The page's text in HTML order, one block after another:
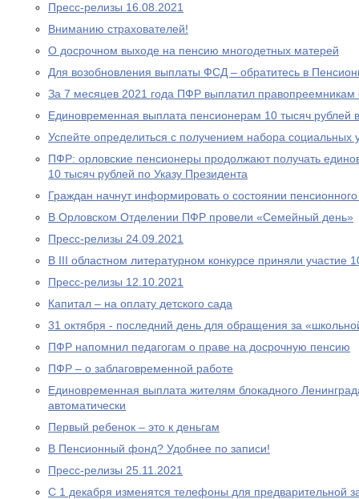
Пресс-релизы 16.08.2021
Вниманию страхователей!
О досрочном выходе на пенсию многодетных матерей
Для возобновления выплаты ФСД – обратитесь в
За 7 месяцев 2021 года ПФР выплатил
Единовременная выплата пенсионерам 10 тысяч рублей
Успейте определиться с получением набора социальных
ПФР: орловские пенсионеры продолжают получать
10 тысяч рублей по Указу Президента
Граждан начнут информировать о состоянии
В Орловском Отделении ПФР провели «Семейный день»
Пресс-релизы 24.09.2021
В III областном литературном конкурсе приняли участие
Пресс-релизы 12.10.2021
Капитал – на оплату детского сада
31 октября - последний день для обращения за
ПФР напомнил педагогам о праве на досрочную пенсию
ПФР – о заблаговременной работе
Единовременная выплата жителям блокадного
автоматически
Первый ребенок – это к деньгам
В Пенсионный фонд? Удобнее по записи!
Пресс-релизы 25.11.2021
С 1 декабря изменятся телефоны для предварительной